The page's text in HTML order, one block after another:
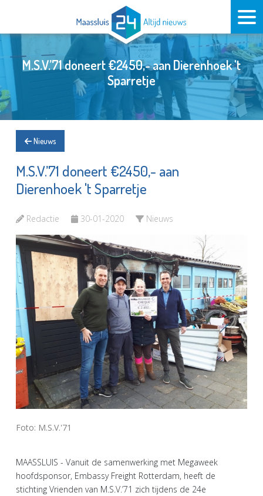
M.S.V.’71 doneert €2450,- aan Dierenhoek 't
Sparretje
Nieuws
M.S.V.’71 doneert €2450,- aan
Dierenhoek 't Sparretje
Redactie 30-01-2020 Nieuws
Foto: M.S.V.'71
MAASSLUIS - Vanuit de samenwerking met Megaweek
hoofdsponsor, Embassy Freight Rotterdam, heeft de
stichting Vrienden van M.S.V.’71 zich tijdens de 24e